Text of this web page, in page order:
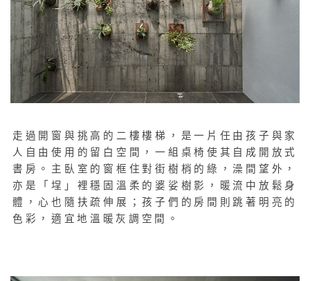
走過開窗與挑高的二樓樓梯，是一片任由孩子與家
人自由使用的留白空間，一組桌椅使其自成開放式
書房。主臥室的窗框住對街樹梢的綠，澡間望外，
亦是「埕」裡穩固溫柔的婆娑樹影，暖流中放鬆身
體，心也隨扶疏伸展；孩子們的房間則跳著明亮的
色彩，適宜地溫暖灰調空間。